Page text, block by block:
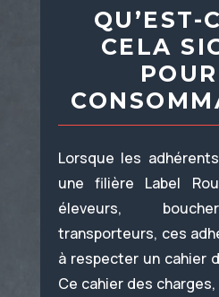
QU’EST-
CELA
Lorsque les
une filière Label
éleveurs,
transporteurs, ces
à respecter un cahier
Ce cahier des